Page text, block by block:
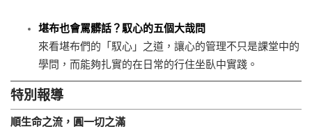
堪布也會罵髒話？馭心的五個大哉問
來看堪布們的「馭心」之道，讓心的管理不只是課堂中的
學問，而能夠扎實的在日常的行住坐臥中實踐。
特別報導
順生命之流，圓一切之滿